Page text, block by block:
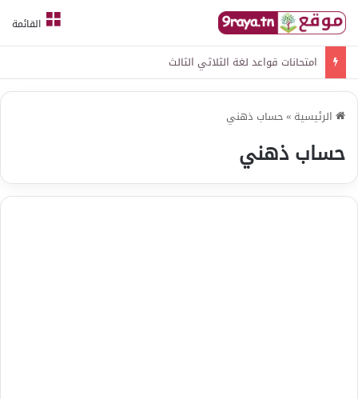
القائمة
امتحانات قواعد لغة الثلاثي الثالث
الرئيسية »حساب ذهني
حساب ذهني